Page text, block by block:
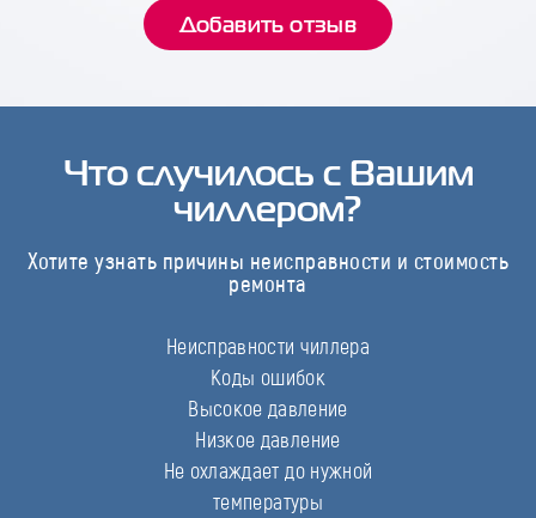
Добавить отзыв
Что случилось с Вашим
чиллером?
Хотите узнать причины неисправности и стоимость
ремонта
Неисправности чиллера
Коды ошибок
Высокое давление
Низкое давление
Не охлаждает до нужной
температуры